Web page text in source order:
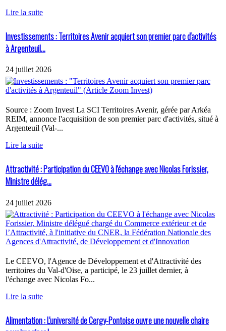
Lire la suite
Investissements : Territoires Avenir acquiert son premier parc d'activités
à Argenteuil...
24 juillet 2026
Source : Zoom Invest La SCI Territoires Avenir, gérée par Arkéa
REIM, annonce l'acquisition de son premier parc d'activités, situé à
Argenteuil (Val-...
Lire la suite
Attractivité : Participation du CEEVO à l'échange avec Nicolas Forissier,
Ministre délég...
24 juillet 2026
Le CEEVO, l'Agence de Développement et d'Attractivité des
territoires du Val-d'Oise, a participé, le 23 juillet dernier, à
l'échange avec Nicolas Fo...
Lire la suite
Alimentation : L'université de Cergy-Pontoise ouvre une nouvelle chaire